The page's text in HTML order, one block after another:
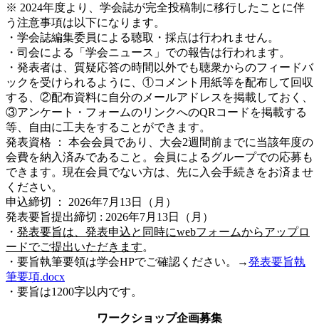
※ 2024年度より、学会誌が完全投稿制に移行したことに伴
う注意事項は以下になります。
・学会誌編集委員による聴取・採点は行われません。
・司会による「学会ニュース」での報告は行われます。
・発表者は、質疑応答の時間以外でも聴衆からのフィードバ
ックを受けられるように、①コメント用紙等を配布して回収
する、②配布資料に自分のメールアドレスを掲載しておく、
③アンケート・フォームのリンクへのQRコードを掲載する
等、自由に工夫をすることができます。
発表資格 ： 本会会員であり、大会2週間前までに当該年度の
会費を納入済みであること。会員によるグループでの応募も
できます。現在会員でない方は、先に入会手続きをお済ませ
ください。
申込締切 ： 2026年7月13日（月）
発表要旨提出締切 : 2026年7月13日（月）
・ 発表要旨は、発表申込と同時にwebフォームからアップロ
ードでご提出いただきます。
・要旨執筆要領は学会HPでご確認ください。→発表要旨執
筆要項.docx
・要旨は1200字以内です。
ワークショップ企画募集